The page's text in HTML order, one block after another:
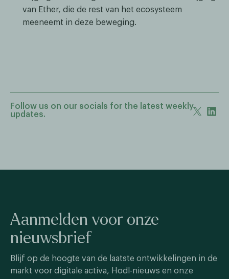
van Ether, die de rest van het ecosysteem
meeneemt in deze beweging.
Follow us on our socials for the latest weekly
updates.
Aanmelden voor onze
nieuwsbrief
Blijf op de hoogte van de laatste ontwikkelingen in de
markt voor digitale activa, Hodl-nieuws en onze